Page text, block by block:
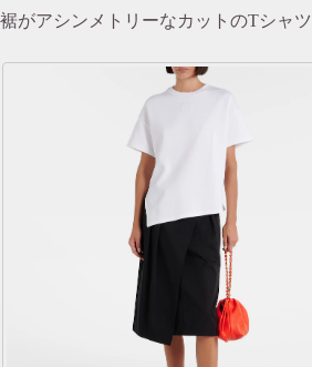
裾がアシンメトリーなカットのTシャツ